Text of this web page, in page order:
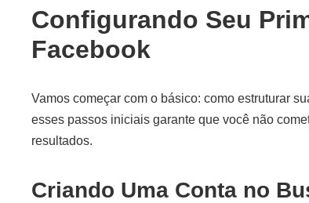
Configurando Seu
Facebook
Vamos começar com o básico: como estruturar
esses passos iniciais garante que você não
resultados.
Criando Uma Conta no